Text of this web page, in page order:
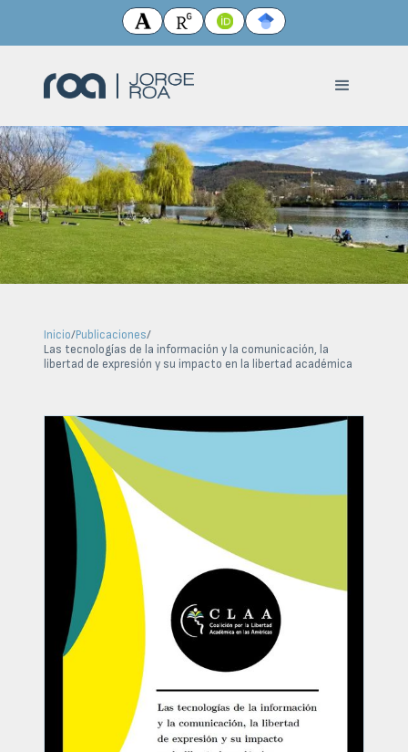
Inicio/Publicaciones/
Las tecnologías de la información y la comunicación, la
libertad de expresión y su impacto en la libertad académica